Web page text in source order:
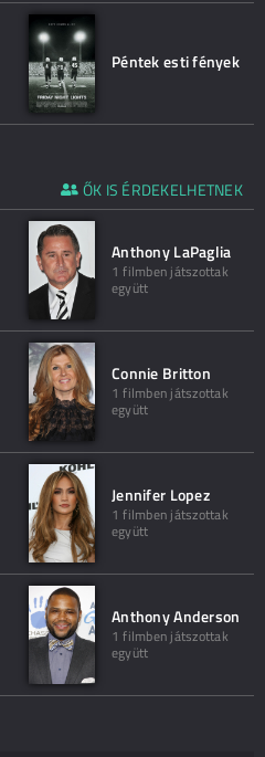
Péntek esti fények
ŐK IS ÉRDEKELHETNEK
Anthony LaPaglia
1 filmben játszottak
együtt
Connie Britton
1 filmben játszottak
együtt
Jennifer Lopez
1 filmben játszottak
együtt
Anthony Anderson
1 filmben játszottak
együtt